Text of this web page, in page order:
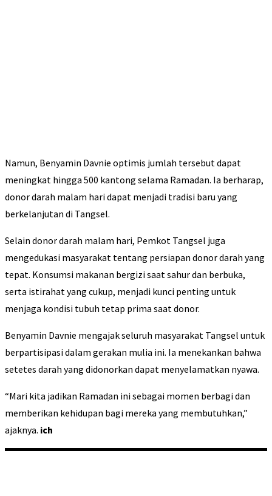
Namun, Benyamin Davnie optimis jumlah tersebut dapat
meningkat hingga 500 kantong selama Ramadan. Ia berharap,
donor darah malam hari dapat menjadi tradisi baru yang
berkelanjutan di Tangsel.
Selain donor darah malam hari, Pemkot Tangsel juga
mengedukasi masyarakat tentang persiapan donor darah yang
tepat. Konsumsi makanan bergizi saat sahur dan berbuka,
serta istirahat yang cukup, menjadi kunci penting untuk
menjaga kondisi tubuh tetap prima saat donor.
Benyamin Davnie mengajak seluruh masyarakat Tangsel untuk
berpartisipasi dalam gerakan mulia ini. Ia menekankan bahwa
setetes darah yang didonorkan dapat menyelamatkan nyawa.
“Mari kita jadikan Ramadan ini sebagai momen berbagi dan
memberikan kehidupan bagi mereka yang membutuhkan,”
ajaknya. ich